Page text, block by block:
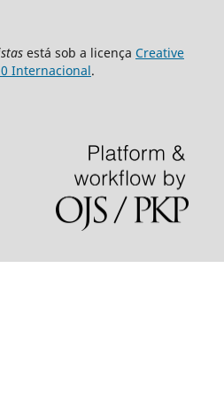
está sob a licença Creative
Internacional.